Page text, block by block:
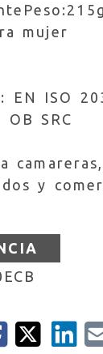
mujer
EN ISO
OB SRC
camareras,
y